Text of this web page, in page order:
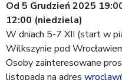
ś
t
u
t
Od 5 Grudzień 2025
12:00 (niedziela)
W dniach 5-7 XII (start w
Wilkszynie pod
Osoby zainteresowane
listopada na adres